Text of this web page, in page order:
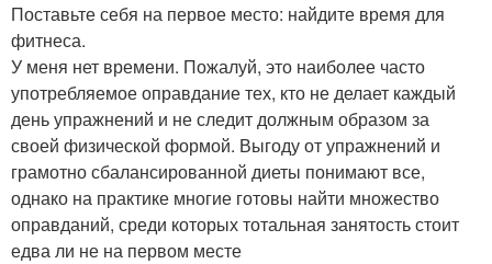
Поставьте себя на первое место: найдите время для
фитнеса.
У меня нет времени. Пожалуй, это наиболее часто
употребляемое оправдание тех, кто не делает каждый
день упражнений и не следит должным образом за
своей физической формой. Выгоду от упражнений и
грамотно сбалансированной диеты понимают все,
однако на практике многие готовы найти множество
оправданий, среди которых тотальная занятость стоит
едва ли не на первом месте